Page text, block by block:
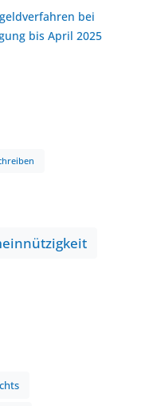
bei
bis April 2025